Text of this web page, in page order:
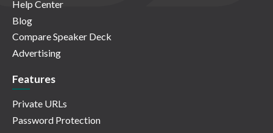
Help Center
Blog
Compare Speaker Deck
Advertising
Features
Private URLs
Password Protection